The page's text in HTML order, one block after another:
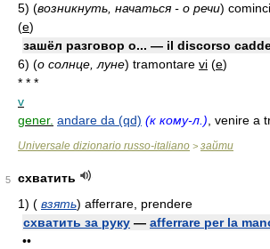
5) (возникнуть, начаться - о речи)
(e)
зашёл разговор о... — il discorso
6) (о солнце, луне) tramontare vi (e)
* * *
v
gener. andare da (qd) (к кому-л.) , venire a
Universale dizionario russo-italiano > зайти
5
схватить
1) ( взять) afferrare, prendere
схватить за руку — afferrare per la
••